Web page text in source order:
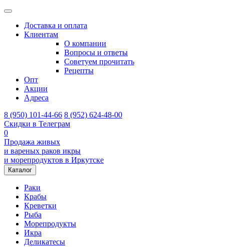
Доставка и оплата
Клиентам
О компании
Вопросы и ответы
Советуем прочитать
Рецепты
Опт
Акции
Адреса
8 (950) 101-44-66 8 (952) 624-48-00
Скидки в Телеграм
0
Продажа живых
и вареных раков икры
и морепродуктов в Иркутске
Каталог
Раки
Крабы
Креветки
Рыба
Морепродукты
Икра
Деликатесы